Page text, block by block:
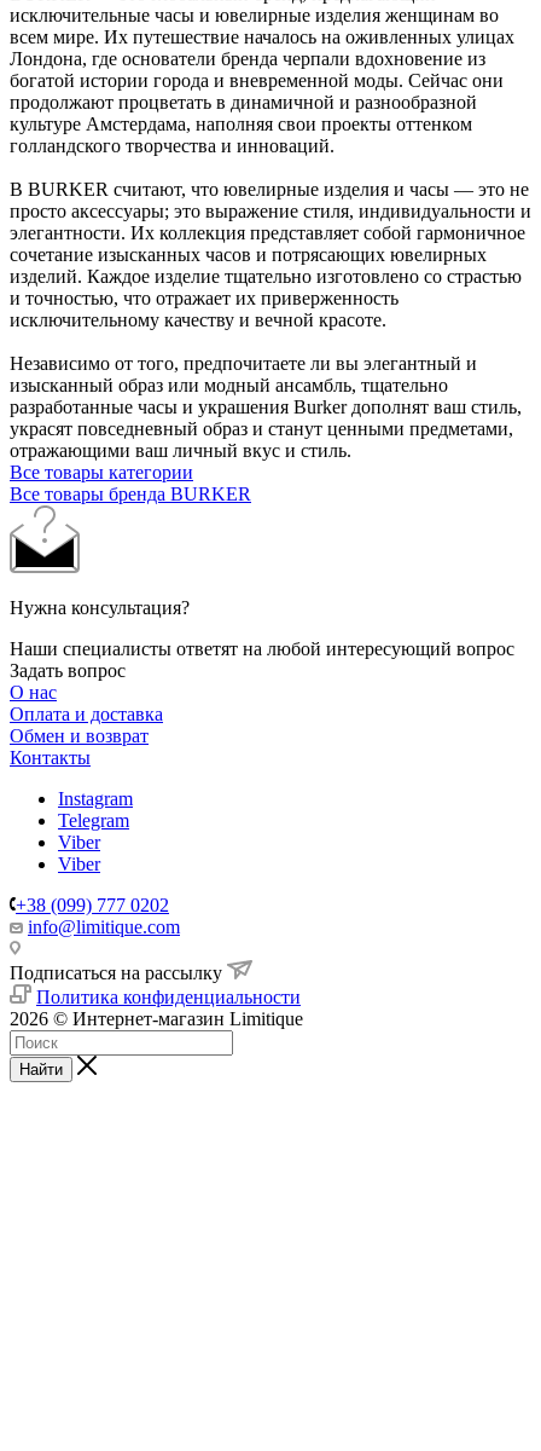
исключительные часы и ювелирные изделия женщинам во
всем мире. Их путешествие началось на оживленных улицах
Лондона, где основатели бренда черпали вдохновение из
богатой истории города и вневременной моды. Сейчас они
продолжают процветать в динамичной и разнообразной
культуре Амстердама, наполняя свои проекты оттенком
голландского творчества и инноваций.
В BURKER считают, что ювелирные изделия и часы — это не
просто аксессуары; это выражение стиля, индивидуальности и
элегантности. Их коллекция представляет собой гармоничное
сочетание изысканных часов и потрясающих ювелирных
изделий. Каждое изделие тщательно изготовлено со страстью
и точностью, что отражает их приверженность
исключительному качеству и вечной красоте.
Независимо от того, предпочитаете ли вы элегантный и
изысканный образ или модный ансамбль, тщательно
разработанные часы и украшения Burker дополнят ваш стиль,
украсят повседневный образ и станут ценными предметами,
отражающими ваш личный вкус и стиль.
Все товары категории
Все товары бренда BURKER
Нужна консультация?
Наши специалисты ответят на любой интересующий вопрос
Задать вопрос
О нас
Оплата и доставка
Обмен и возврат
Контакты
Instagram
Telegram
Viber
Viber
+38 (099) 777 0202
info@limitique.com
Подписаться на рассылку
Политика конфиденциальности
2026 © Интернет-магазин Limitique
Найти